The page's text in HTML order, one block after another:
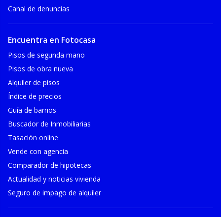
Canal de denuncias
Encuentra en Fotocasa
Pisos de segunda mano
Pisos de obra nueva
Alquiler de pisos
Índice de precios
Guía de barrios
Buscador de Inmobiliarias
Tasación online
Vende con agencia
Comparador de hipotecas
Actualidad y noticias vivienda
Seguro de impago de alquiler